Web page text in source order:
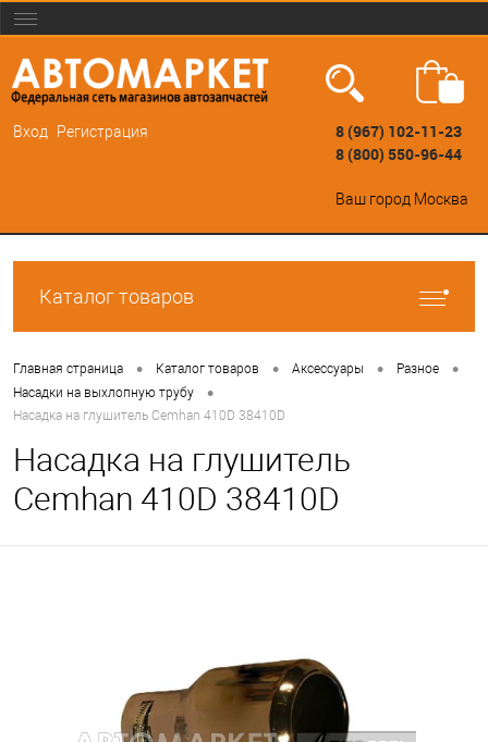
Вход Регистрация
8 (967) 102-11-23
8 (800) 550-96-44
Ваш город Москва
Каталог товаров
Главная страница • Каталог товаров • Аксессуары • Разное •
Насадки на выхлопную трубу •
Насадка на глушитель Cemhan 410D 38410D
Насадка на глушитель
Cemhan 410D 38410D